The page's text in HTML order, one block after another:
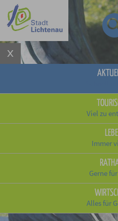
Viel zu
Immer
Gerne
Alles für